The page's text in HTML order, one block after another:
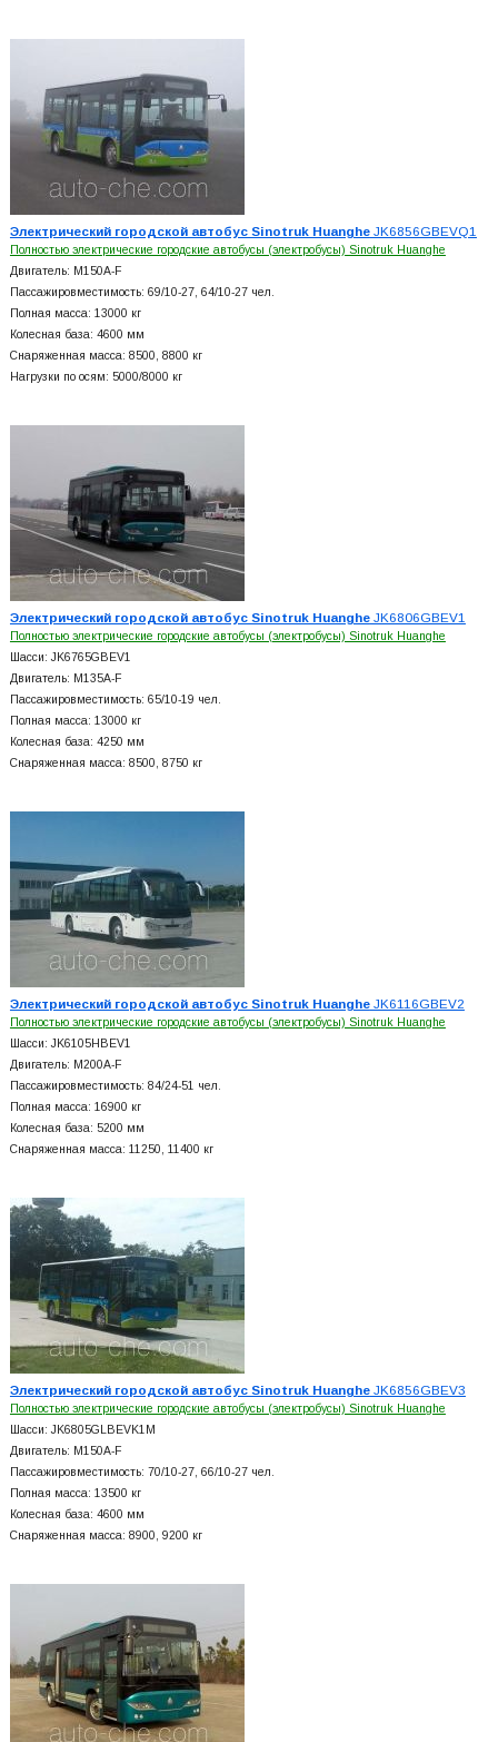
Электрический городской автобус Sinotruk HuangheJK6856GBEVQ1
Полностью электрические городские автобусы (электробусы) Sinotruk Huanghe
Двигатель: M150A-F
Пассажировместимость: 69/10-27, 64/10-27 чел.
Полная масса: 13000 кг
Колесная база: 4600 мм
Снаряженная масса: 8500, 8800 кг
Нагрузки по осям: 5000/8000 кг
Электрический городской автобус Sinotruk HuangheJK6806GBEV1
Полностью электрические городские автобусы (электробусы) Sinotruk Huanghe
Шасси: JK6765GBEV1
Двигатель: M135A-F
Пассажировместимость: 65/10-19 чел.
Полная масса: 13000 кг
Колесная база: 4250 мм
Снаряженная масса: 8500, 8750 кг
Электрический городской автобус Sinotruk HuangheJK6116GBEV2
Полностью электрические городские автобусы (электробусы) Sinotruk Huanghe
Шасси: JK6105HBEV1
Двигатель: M200A-F
Пассажировместимость: 84/24-51 чел.
Полная масса: 16900 кг
Колесная база: 5200 мм
Снаряженная масса: 11250, 11400 кг
Электрический городской автобус Sinotruk HuangheJK6856GBEV3
Полностью электрические городские автобусы (электробусы) Sinotruk Huanghe
Шасси: JK6805GLBEVK1M
Двигатель: M150A-F
Пассажировместимость: 70/10-27, 66/10-27 чел.
Полная масса: 13500 кг
Колесная база: 4600 мм
Снаряженная масса: 8900, 9200 кг